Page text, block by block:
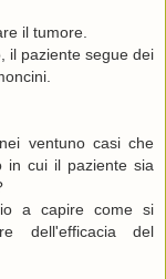
il tumore.
il paziente segue dei
ventuno casi che
in cui il paziente sia
a capire come si
dell'efficacia del